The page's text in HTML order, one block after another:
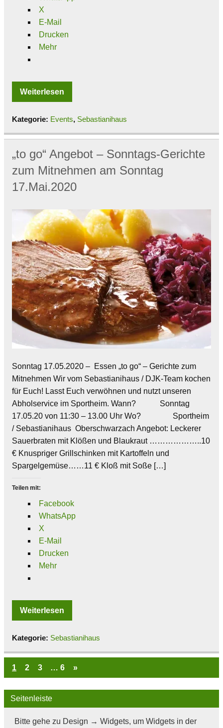
X
E-Mail
Drucken
Mehr
Weiterlesen
Kategorie: Events, Sebastianihaus
„to go“ Angebot – Sonntags-Gerichte
zum Mitnehmen am Sonntag
17.Mai.2020
Sonntag 17.05.2020 – Essen „to go“ – Gerichte zum
Mitnehmen Wir vom Sebastianihaus / DJK-Team kochen
für Euch! Lasst Euch verwöhnen und nutzt unseren
Abholservice im Sportheim. Wann? Sonntag
17.05.20 von 11:30 – 13.00 Uhr Wo? Sportheim
/ Sebastianihaus Oberschwarzach Angebot: Leckerer
Sauerbraten mit Klößen und Blaukraut ………………..10
€ Knuspriger Grillschinken mit Kartoffeln und
Spargelgemüse……11 € Kloß mit Soße […]
Teilen mit:
Facebook
WhatsApp
X
E-Mail
Drucken
Mehr
Weiterlesen
Kategorie: Sebastianihaus
1 2 3 … 6 »
Seitenleiste
Bitte gehe zu Design → Widgets, um Widgets in der